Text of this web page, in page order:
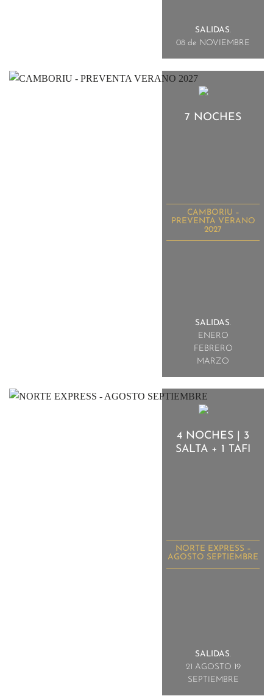
SALIDAS.
08 de NOVIEMBRE
7 NOCHES
CAMBORIU –
PREVENTA VERANO
2027
SALIDAS.
ENERO
FEBRERO
MARZO
4 NOCHES | 3
SALTA + 1 TAFI
NORTE EXPRESS –
AGOSTO SEPTIEMBRE
SALIDAS
21 AGOSTO 19
SEPTIEMBRE